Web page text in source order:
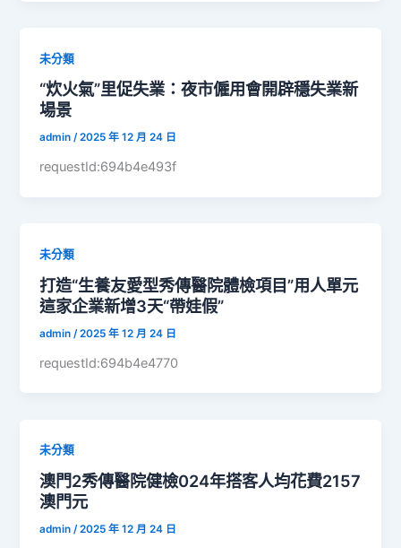
未分類
“炊火氣”里促失業：夜市僱用會開辟穩失業新
場景
admin/2025 年 12 月 24 日
requestId:694b4e493f
未分類
打造“生養友愛型秀傳醫院體檢項目”用人單元
這家企業新增3天“帶娃假”
admin /2025 年 12 月 24 日
requestId:694b4e4770
未分類
澳門2秀傳醫院健檢024年搭客人均花費2157
澳門元
admin/2025 年 12 月 24 日